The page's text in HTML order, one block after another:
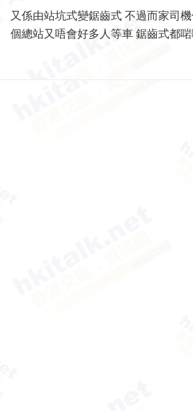
又係由站坑式變鋸齒式 不過而家司
個總站又唔會好多人等車 鋸齒式都